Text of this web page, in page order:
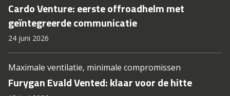
Cardo Venture: eerste offroadhelm met
geïntegreerde communicatie
24 juni 2026
Maximale ventilatie, minimale compromissen
Furygan Evald Vented: klaar voor de hitte